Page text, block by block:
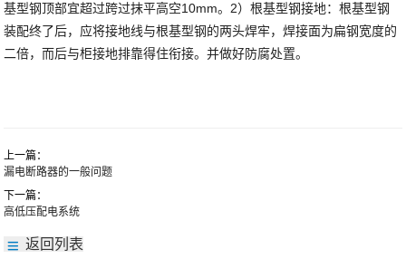
基型钢顶部宜超过跨过抹平高空10mm。2）根基型钢接地：根基型钢
装配终了后，应将接地线与根基型钢的两头焊牢，焊接面为扁钢宽度的
二倍，而后与柜接地排靠得住衔接。并做好防腐处置。
上一篇：
漏电断路器的一般问题
下一篇：
高低压配电系统
返回列表